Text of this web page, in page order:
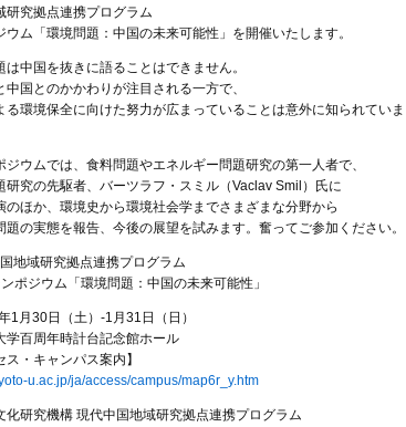
研究拠点連携プログラム
ウム「環境問題：中国の未来可能性」を開催いたします。
は中国を抜きに語ることはできません。
中国とのかかわりが注目される一方で、
る環境保全に向けた努力が広まっていることは意外に知られていま
ジウムでは、食料問題やエネルギー問題研究の第一人者で、
研究の先駆者、バーツラフ・スミル（Vaclav Smil）氏に
のほか、環境史から環境社会学までさまざまな分野から
題の実態を報告、今後の展望を試みます。奮ってご参加ください。
地域研究拠点連携プログラム
ポジウム「環境問題：中国の未来可能性」
1月30日（土）-1月31日（日）
学百周年時計台記念館ホール
・キャンパス案内】
u.ac.jp/ja/access/campus/map6r_y.htm
化研究機構 現代中国地域研究拠点連携プログラム